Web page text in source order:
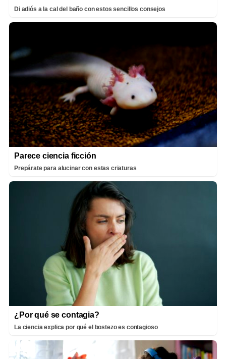
Di adiós a la cal del baño con estos sencillos consejos
Parece ciencia ficción
Prepárate para alucinar con estas criaturas
¿Por qué se contagia?
La ciencia explica por qué el bostezo es contagioso